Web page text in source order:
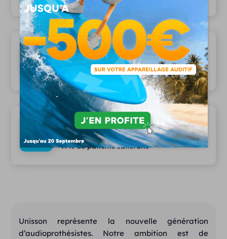
Les plus grandes marques partenaires
12 marques partenaires
Des services haut de gamme
97% de patients satisfaits
Unisson représente la nouvelle génération
d’audioprothésistes. Notre ambition est de